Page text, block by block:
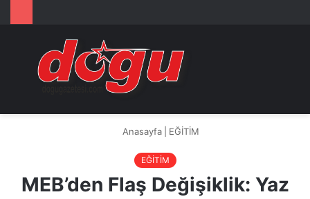
Arama
...
Anasayfa EĞİTİM
EĞİTİM
MEB’den Flaş Değişiklik: Yaz